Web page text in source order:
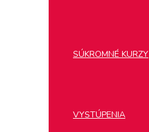
SÚKROMNÉ KURZY
VYSTÚPENIA